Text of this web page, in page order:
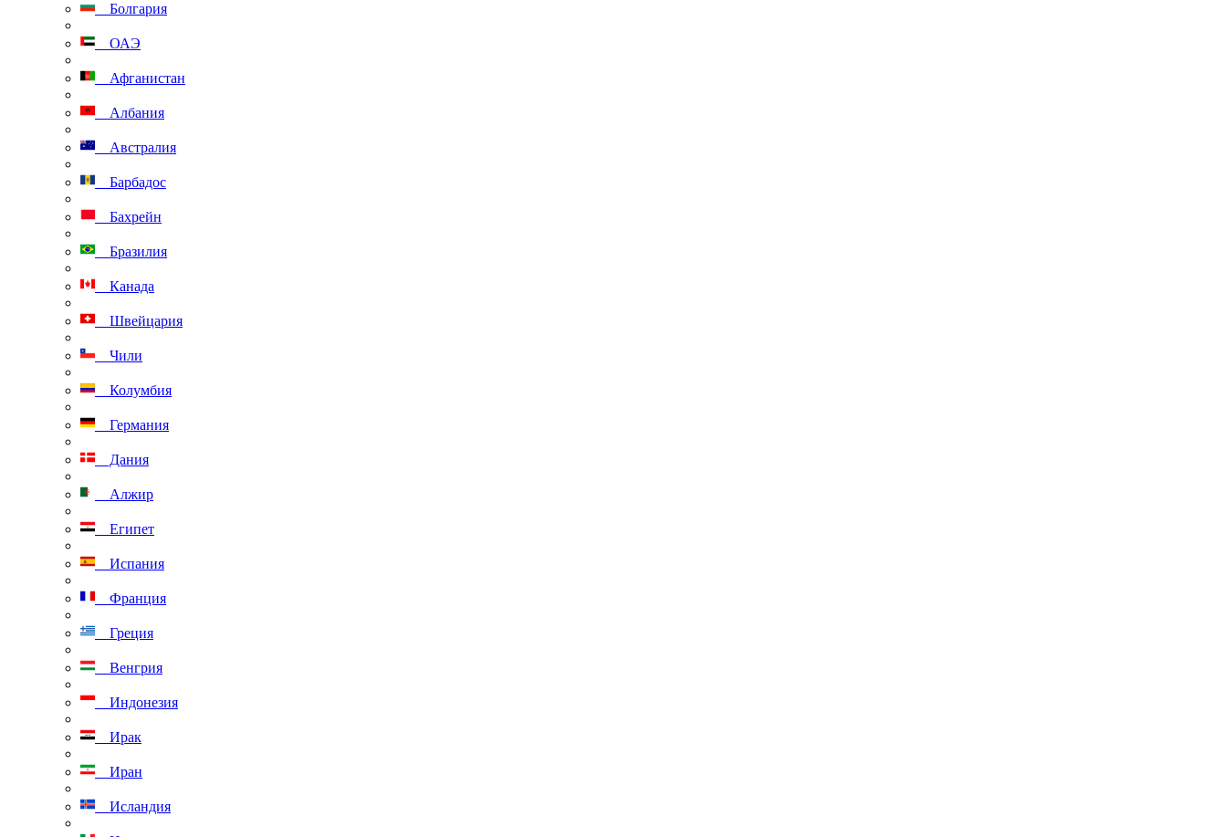
Болгария
ОАЭ
Афганистан
Албания
Австралия
Барбадос
Бахрейн
Бразилия
Канада
Швейцария
Чили
Колумбия
Германия
Дания
Алжир
Египет
Испания
Франция
Греция
Венгрия
Индонезия
Ирак
Иран
Исландия